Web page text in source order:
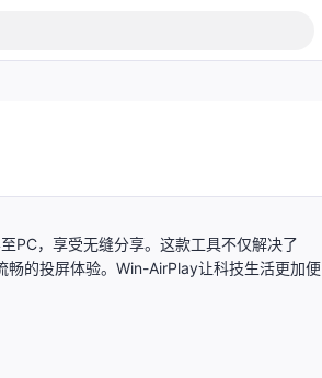
PC，享受无缝分享。这款工具不仅解决了
的投屏体验。Win-AirPlay让科技生活更加便